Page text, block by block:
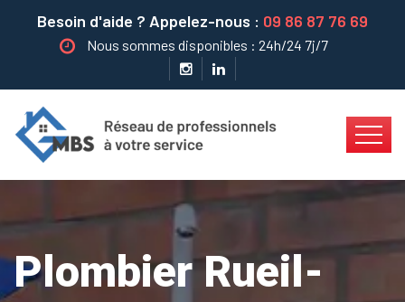
Besoin d'aide ? Appelez-nous : 09 86 87 76 69
Nous sommes disponibles : 24h/24 7j/7
Plombier Rueil-